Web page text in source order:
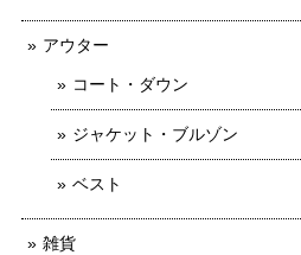
アウター
コート・ダウン
ジャケット・ブルゾン
ベスト
雑貨